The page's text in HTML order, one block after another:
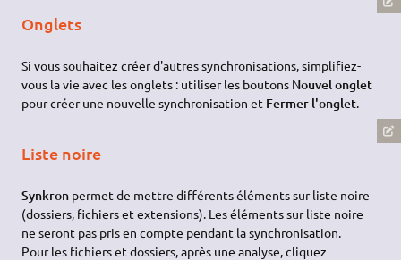
Onglets
Si vous souhaitez créer d'autres synchronisations, simplifiez-
vous la vie avec les onglets : utiliser les boutons Nouvel onglet
pour créer une nouvelle synchronisation et Fermer l'onglet.
Liste noire
Synkron permet de mettre différents éléments sur liste noire
(dossiers, fichiers et extensions). Les éléments sur liste noire
ne seront pas pris en compte pendant la synchronisation.
Pour les fichiers et dossiers, après une analyse, cliquez